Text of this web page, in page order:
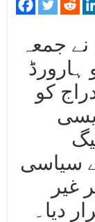
جمعہ
ہارورڈ
کو
سیاسی
غیر
دیا۔